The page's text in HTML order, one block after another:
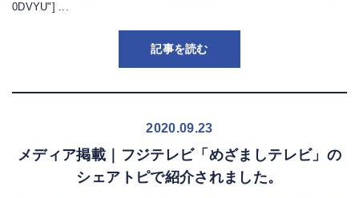
0DVYU"] ...
記事を読む
2020.09.23
メディア掲載｜フジテレビ「めざましテレビ」の
シェアトピで紹介されました。